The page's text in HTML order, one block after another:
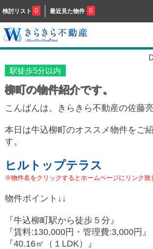
検討リスト 0 最近見た物件 0
駅徒歩5分以内
柳町の物件紹介です。
こんばんは。きらきら不動産の佐藤亮
本日は牛込柳町のオススメ物件をご
す。
ヒルトップテラス
※物件名をクリックするとホームページにリンク致
物件ポイント↓↓
『牛込柳町駅から徒歩５分』
『賃料:130,000円・管理費:3,000円』
『40.16㎡（１LDK）』